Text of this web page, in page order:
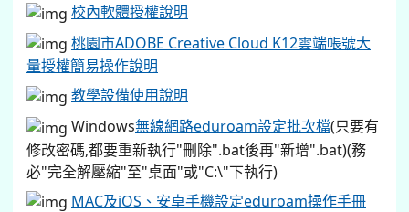
校內軟體授權說明
桃園市ADOBE Creative Cloud K12雲端帳號大
量授權簡易操作說明
教學設備使用說明
Windows無線網路eduroam設定批次檔(只要有
修改密碼,都要重新執行"刪除".bat後再"新增".bat)(務
必"完全解壓縮"至"桌面"或"C:\"下執行)
MAC及iOS、安卓手機設定eduroam操作手冊